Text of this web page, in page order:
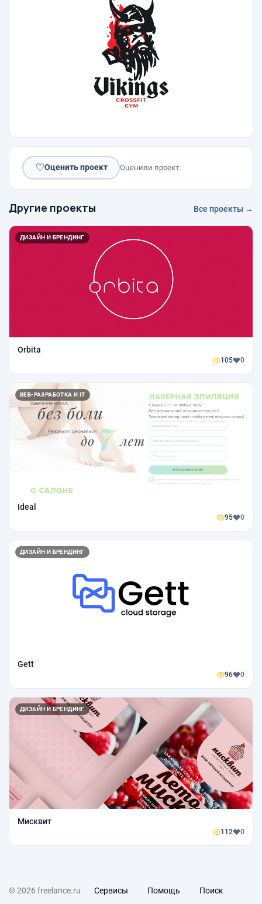
♡Оценить проект Оценили проект:
Другие проекты Все проекты →
ДИЗАЙН И БРЕНДИНГ
Orbita
105 0
ВЕБ-РАЗРАБОТКА И IT
Ideal
95 0
ДИЗАЙН И БРЕНДИНГ
Gett
96 0
ДИЗАЙН И БРЕНДИНГ
Мисквит
112 0
© 2026 freelance.ru Сервисы Помощь Поиск